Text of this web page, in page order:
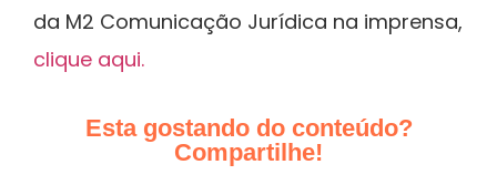
da M2 Comunicação Jurídica na imprensa,
clique aqui.
Esta gostando do conteúdo?
Compartilhe!